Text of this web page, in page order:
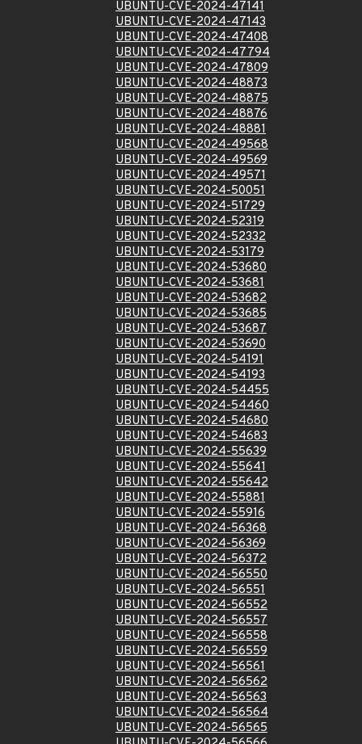
UBUNTU-CVE-2024-47141
UBUNTU-CVE-2024-47143
UBUNTU-CVE-2024-47408
UBUNTU-CVE-2024-47794
UBUNTU-CVE-2024-47809
UBUNTU-CVE-2024-48873
UBUNTU-CVE-2024-48875
UBUNTU-CVE-2024-48876
UBUNTU-CVE-2024-48881
UBUNTU-CVE-2024-49568
UBUNTU-CVE-2024-49569
UBUNTU-CVE-2024-49571
UBUNTU-CVE-2024-50051
UBUNTU-CVE-2024-51729
UBUNTU-CVE-2024-52319
UBUNTU-CVE-2024-52332
UBUNTU-CVE-2024-53179
UBUNTU-CVE-2024-53680
UBUNTU-CVE-2024-53681
UBUNTU-CVE-2024-53682
UBUNTU-CVE-2024-53685
UBUNTU-CVE-2024-53687
UBUNTU-CVE-2024-53690
UBUNTU-CVE-2024-54191
UBUNTU-CVE-2024-54193
UBUNTU-CVE-2024-54455
UBUNTU-CVE-2024-54460
UBUNTU-CVE-2024-54680
UBUNTU-CVE-2024-54683
UBUNTU-CVE-2024-55639
UBUNTU-CVE-2024-55641
UBUNTU-CVE-2024-55642
UBUNTU-CVE-2024-55881
UBUNTU-CVE-2024-55916
UBUNTU-CVE-2024-56368
UBUNTU-CVE-2024-56369
UBUNTU-CVE-2024-56372
UBUNTU-CVE-2024-56550
UBUNTU-CVE-2024-56551
UBUNTU-CVE-2024-56552
UBUNTU-CVE-2024-56557
UBUNTU-CVE-2024-56558
UBUNTU-CVE-2024-56559
UBUNTU-CVE-2024-56561
UBUNTU-CVE-2024-56562
UBUNTU-CVE-2024-56563
UBUNTU-CVE-2024-56564
UBUNTU-CVE-2024-56565